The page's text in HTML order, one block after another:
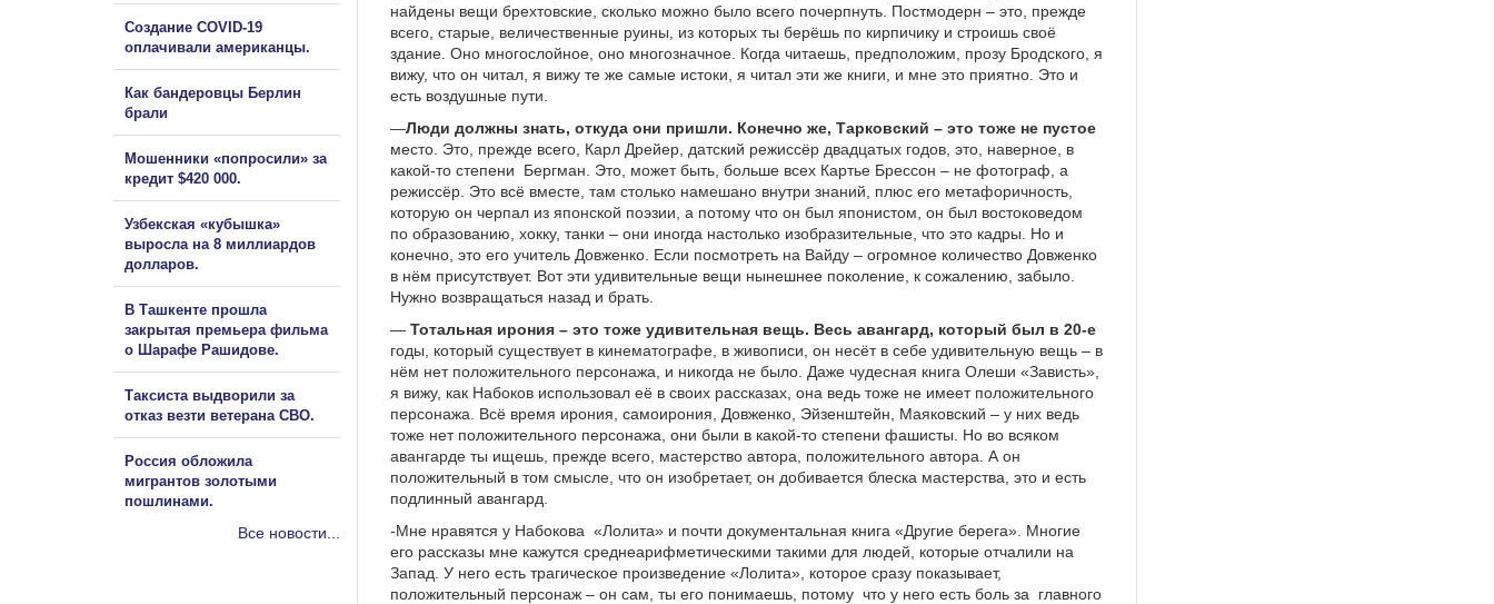
найдены вещи брехтовские, сколько можно было всего почерпнуть. Постмодерн – это, прежде
всего, старые, величественные руины, из которых ты берёшь по кирпичику и строишь своё
здание. Оно многослойное, оно многозначное. Когда читаешь, предположим, прозу Бродского, я
вижу, что он читал, я вижу те же самые истоки, я читал эти же книги, и мне это приятно. Это и
есть воздушные пути.
—Люди должны знать, откуда они пришли. Конечно же, Тарковский – это тоже не пустое
место. Это, прежде всего, Карл Дрейер, датский режиссёр двадцатых годов, это, наверное, в
какой-то степени
Бергман. Это, может быть, больше всех Картье Брессон – не фотограф, а
режиссёр. Это всё вместе, там столько намешано внутри знаний, плюс его метафоричность,
которую он черпал из японской поэзии, а потому что он был японистом, он был востоковедом
по образованию, хокку, танки – они иногда настолько изобразительные, что это кадры. Но и
конечно, это его учитель Довженко. Если посмотреть на Вайду – огромное количество Довженко
в нём присутствует. Вот эти удивительные вещи нынешнее поколение, к сожалению, забыло.
Нужно возвращаться назад и брать.
— Тотальная ирония – это тоже удивительная вещь. Весь авангард, который был в 20-е
годы, который существует в кинематографе, в живописи, он несёт в себе удивительную вещь – в
нём нет положительного персонажа, и никогда не было. Даже чудесная книга Олеши «Зависть»,
я вижу, как Набоков использовал её в своих рассказах, она ведь тоже не имеет положительного
персонажа. Всё время ирония, самоирония, Довженко, Эйзенштейн, Маяковский – у них ведь
тоже нет положительного персонажа, они были в какой-то степени фашисты. Но во всяком
авангарде ты ищешь, прежде всего, мастерство автора, положительного автора. А он
положительный в том смысле, что он изобретает, он добивается блеска мастерства, это и есть
подлинный авангард.
-Мне нравятся у Набокова «Лолита» и почти документальная книга «Другие берега». Многие
его рассказы мне кажутся среднеарифметическими такими для людей, которые отчалили на
Запад. У него есть трагическое произведение «Лолита», которое сразу показывает,
положительный персонаж – он сам, ты его понимаешь, потому что у него есть боль за
главного
Создание COVID-19
оплачивали американцы.
Как бандеровцы Берлин
брали
Мошенники «попросили» за
кредит $420 000.
Узбекская «кубышка»
выросла на 8 миллиардов
долларов.
В Ташкенте прошла
закрытая премьера фильма
о Шарафе Рашидове.
Таксиста выдворили за
отказ везти ветерана СВО.
Россия обложила
мигрантов золотыми
пошлинами.
Все новости...